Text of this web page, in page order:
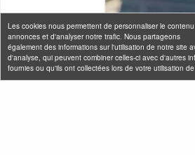
Les cookies nous permettent de personnaliser le
annonces et d'analyser notre trafic. Nous partageons
également des informations sur l'utilisation de notre site
d'analyse, qui peuvent combiner celles-ci avec d'autres
fournies ou qu'ils ont collectées lors de votre utilisation